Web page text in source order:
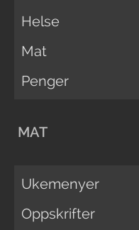
Helse
Mat
Penger
MAT
Ukemenyer
Oppskrifter